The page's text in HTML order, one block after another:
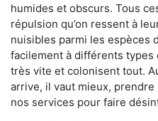
humides et obscurs. Tous
répulsion qu’on ressent à
nuisibles parmi les espèces
facilement à différents types
très vite et colonisent tout.
arrive, il vaut mieux,
nos services pour faire